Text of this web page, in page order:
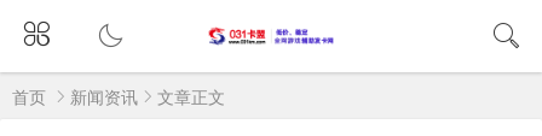
首页 新闻资讯 文章正文